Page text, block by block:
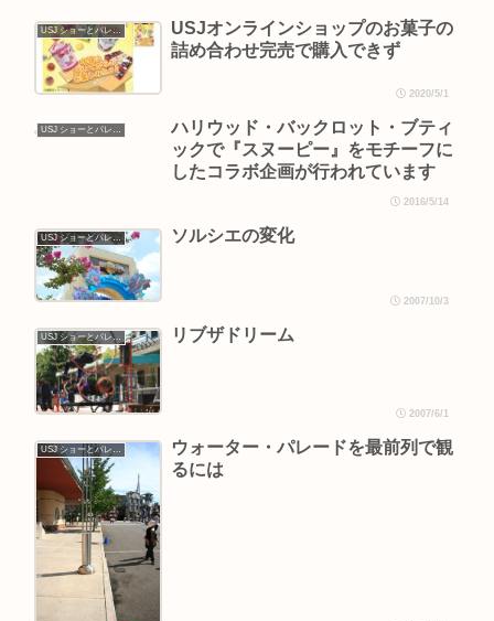
USJ ショーとパレード
USJオンラインショップのお菓子の
詰め合わせ完売で購入できず
2020/5/1
USJ ショーとパレード
ハリウッド・バックロット・ブティ
ックで『スヌーピー』をモチーフに
したコラボ企画が行われています
2016/5/14
USJ ショーとパレード ソルシエの変化
2007/10/3
USJ ショーとパレード リブザドリーム
2007/6/1
USJ ショーとパレード
ウォーター・パレードを最前列で観
るには